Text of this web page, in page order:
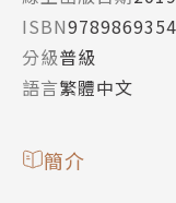
ISBN
分級普級
語言繁體中文
簡介